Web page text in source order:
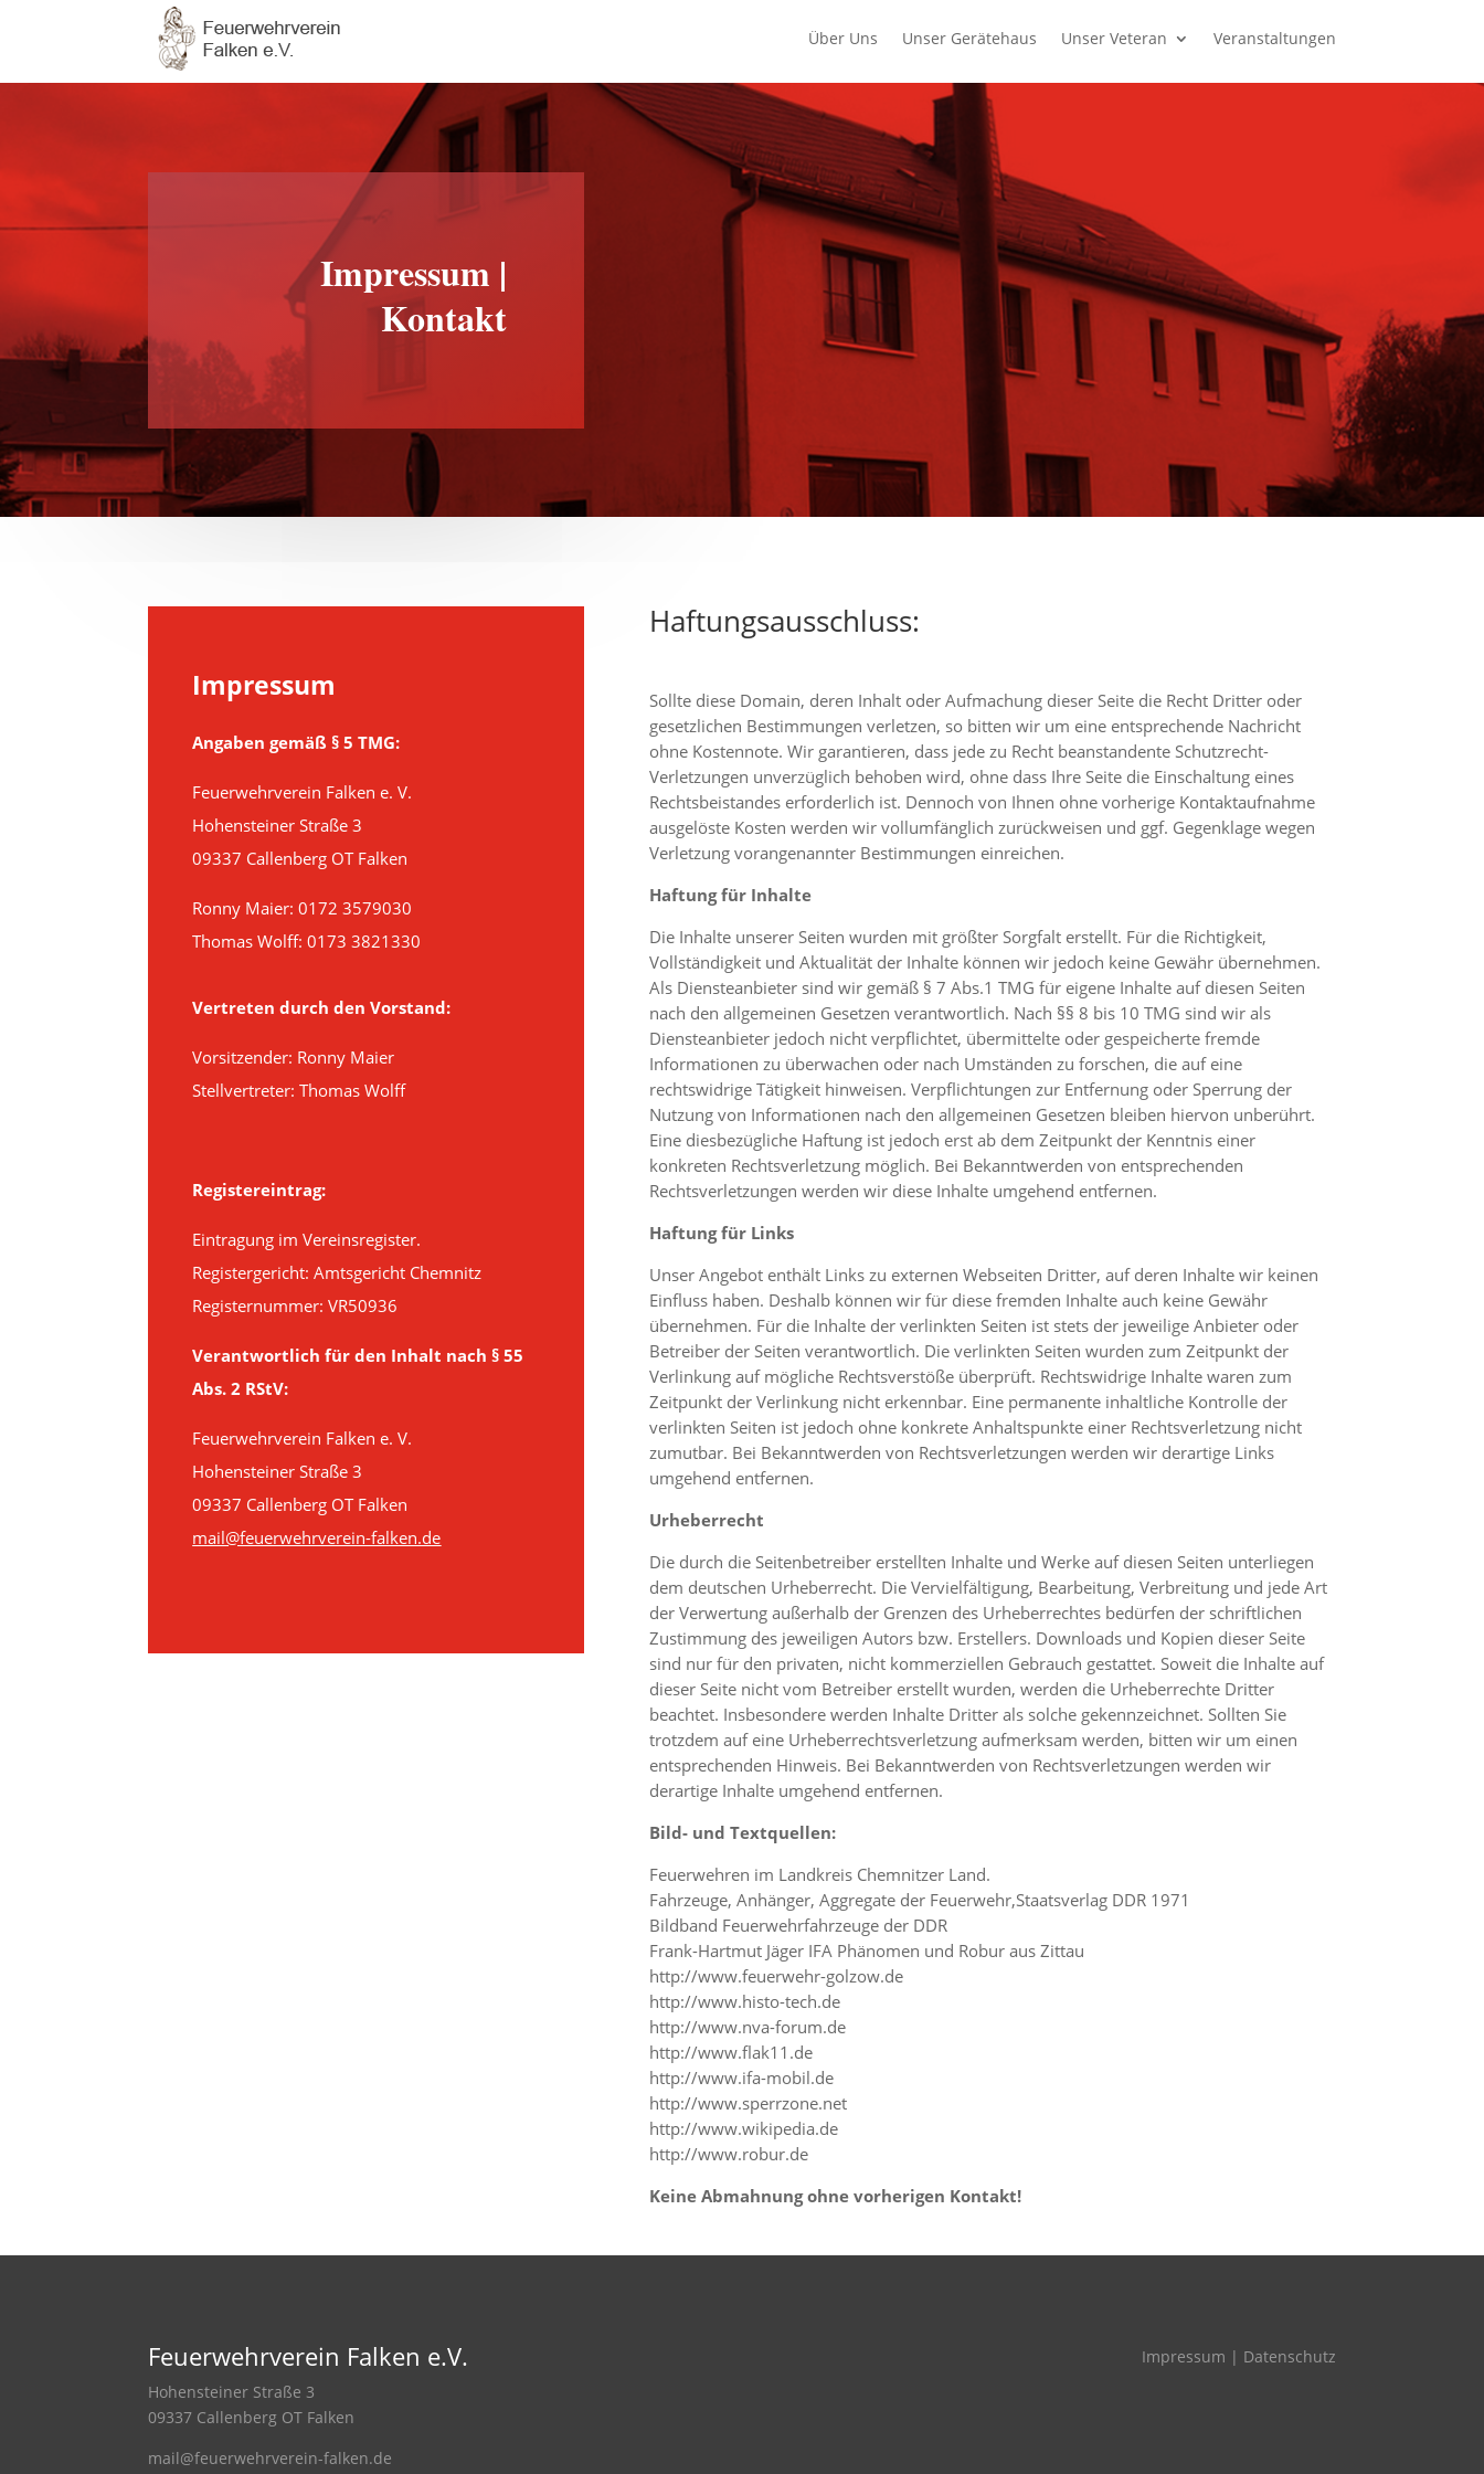
Über Uns Unser Gerätehaus Unser Veteran Veranstaltungen
Impressum |
Kontakt
Impressum
Angaben gemäß § 5 TMG:
Feuerwehrverein Falken e. V.
Hohensteiner Straße 3
09337 Callenberg OT Falken
Ronny Maier:0172 3579030
Thomas Wolff: 0173 3821330
Vertreten durch den Vorstand:
Vorsitzender: Ronny Maier
Stellvertreter: Thomas Wolff
Registereintrag:
Eintragung im Vereinsregister.
Registergericht: Amtsgericht Chemnitz
Registernummer: VR50936
Verantwortlich für den Inhalt nach § 55
Abs. 2 RStV:
Feuerwehrverein Falken e. V.
Hohensteiner Straße 3
09337 Callenberg OT Falken
mail@feuerwehrverein-falken.de
Haftungsausschluss:
Sollte diese Domain, deren Inhalt oder Aufmachung dieser Seite die Recht Dritter oder
gesetzlichen Bestimmungen verletzen, so bitten wir um eine entsprechende Nachricht
ohne Kostennote. Wir garantieren, dass jede zu Recht beanstandente Schutzrecht-
Verletzungen unverzüglich behoben wird, ohne dass Ihre Seite die Einschaltung eines
Rechtsbeistandes erforderlich ist. Dennoch von Ihnen ohne vorherige Kontaktaufnahme
ausgelöste Kosten werden wir vollumfänglich zurückweisen und ggf. Gegenklage wegen
Verletzung vorangenannter Bestimmungen einreichen.
Haftung für Inhalte
Die Inhalte unserer Seiten wurden mit größter Sorgfalt erstellt. Für die Richtigkeit,
Vollständigkeit und Aktualität der Inhalte können wir jedoch keine Gewähr übernehmen.
Als Diensteanbieter sind wir gemäß § 7 Abs.1 TMG für eigene Inhalte auf diesen Seiten
nach den allgemeinen Gesetzen verantwortlich. Nach §§ 8 bis 10 TMG sind wir als
Diensteanbieter jedoch nicht verpflichtet, übermittelte oder gespeicherte fremde
Informationen zu überwachen oder nach Umständen zu forschen, die auf eine
rechtswidrige Tätigkeit hinweisen. Verpflichtungen zur Entfernung oder Sperrung der
Nutzung von Informationen nach den allgemeinen Gesetzen bleiben hiervon unberührt.
Eine diesbezügliche Haftung ist jedoch erst ab dem Zeitpunkt der Kenntnis einer
konkreten Rechtsverletzung möglich. Bei Bekanntwerden von entsprechenden
Rechtsverletzungen werden wir diese Inhalte umgehend entfernen.
Haftung für Links
Unser Angebot enthält Links zu externen Webseiten Dritter, auf deren Inhalte wir keinen
Einfluss haben. Deshalb können wir für diese fremden Inhalte auch keine Gewähr
übernehmen. Für die Inhalte der verlinkten Seiten ist stets der jeweilige Anbieter oder
Betreiber der Seiten verantwortlich. Die verlinkten Seiten wurden zum Zeitpunkt der
Verlinkung auf mögliche Rechtsverstöße überprüft. Rechtswidrige Inhalte waren zum
Zeitpunkt der Verlinkung nicht erkennbar. Eine permanente inhaltliche Kontrolle der
verlinkten Seiten ist jedoch ohne konkrete Anhaltspunkte einer Rechtsverletzung nicht
zumutbar. Bei Bekanntwerden von Rechtsverletzungen werden wir derartige Links
umgehend entfernen.
Urheberrecht
Die durch die Seitenbetreiber erstellten Inhalte und Werke auf diesen Seiten unterliegen
dem deutschen Urheberrecht. Die Vervielfältigung, Bearbeitung, Verbreitung und jede Art
der Verwertung außerhalb der Grenzen des Urheberrechtes bedürfen der schriftlichen
Zustimmung des jeweiligen Autors bzw. Erstellers. Downloads und Kopien dieser Seite
sind nur für den privaten, nicht kommerziellen Gebrauch gestattet. Soweit die Inhalte auf
dieser Seite nicht vom Betreiber erstellt wurden, werden die Urheberrechte Dritter
beachtet. Insbesondere werden Inhalte Dritter als solche gekennzeichnet. Sollten Sie
trotzdem auf eine Urheberrechtsverletzung aufmerksam werden, bitten wir um einen
entsprechenden Hinweis. Bei Bekanntwerden von Rechtsverletzungen werden wir
derartige Inhalte umgehend entfernen.
Bild- und Textquellen:
Feuerwehren im Landkreis Chemnitzer Land.
Fahrzeuge, Anhänger, Aggregate der Feuerwehr,Staatsverlag DDR 1971
Bildband Feuerwehrfahrzeuge der DDR
Frank-Hartmut Jäger IFA Phänomen und Robur aus Zittau
http://www.feuerwehr-golzow.de
http://www.histo-tech.de
http://www.nva-forum.de
http://www.flak11.de
http://www.ifa-mobil.de
http://www.sperrzone.net
http://www.wikipedia.de
http://www.robur.de
Keine Abmahnung ohne vorherigen Kontakt!
Feuerwehrverein Falken e.V.
Hohensteiner Straße 3
09337 Callenberg OT Falken
mail@feuerwehrverein-falken.de
Impressum | Datenschutz